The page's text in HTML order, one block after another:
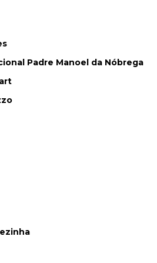
Padre Manoel da Nóbrega